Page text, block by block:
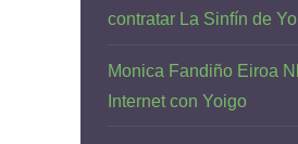
contratar La Sinfín de
Monica Fandiño Eiroa
Internet con Yoigo